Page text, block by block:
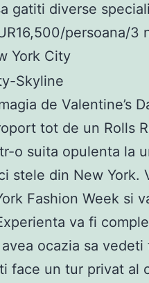
gatiti diverse
persoana/3
York City
de Valentine’s
tot de un Rolls
o suita opulenta la
stele din New York.
Fashion Week si
va fi
ocazia sa
face un tur privat al